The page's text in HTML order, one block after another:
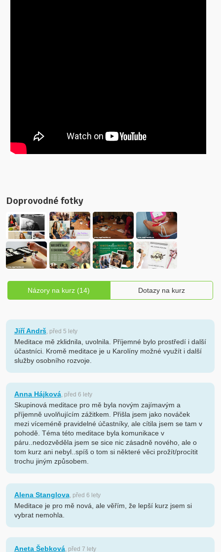
Doprovodné fotky
Názory na kurz (14) Dotazy na kurz
Jiří Andrš, před 5 lety
Meditace mě zklidnila, uvolnila. Příjemné bylo prostředí i další
účastníci. Kromě meditace je u Karolíny možné využít i další
služby osobního rozvoje.
Anna Hájková, před 6 lety
Skupinová meditace pro mě byla novým zajímavým a
příjemně uvolňujícím zážitkem. Přišla jsem jako nováček
mezi víceméně pravidelné účastníky, ale cítila jsem se tam v
pohodě. Téma této meditace byla komunikace v
páru..nedozvěděla jsem se sice nic zásadně nového, ale o
tom kurz ani nebyl..spíš o tom si některé věci prožít/procítit
trochu jiným způsobem.
Alena Stanglova, před 6 lety
Meditace je pro mě nová, ale věřím, že lepší kurz jsem si
vybrat nemohla.
Aneta Šebková, před 7 lety